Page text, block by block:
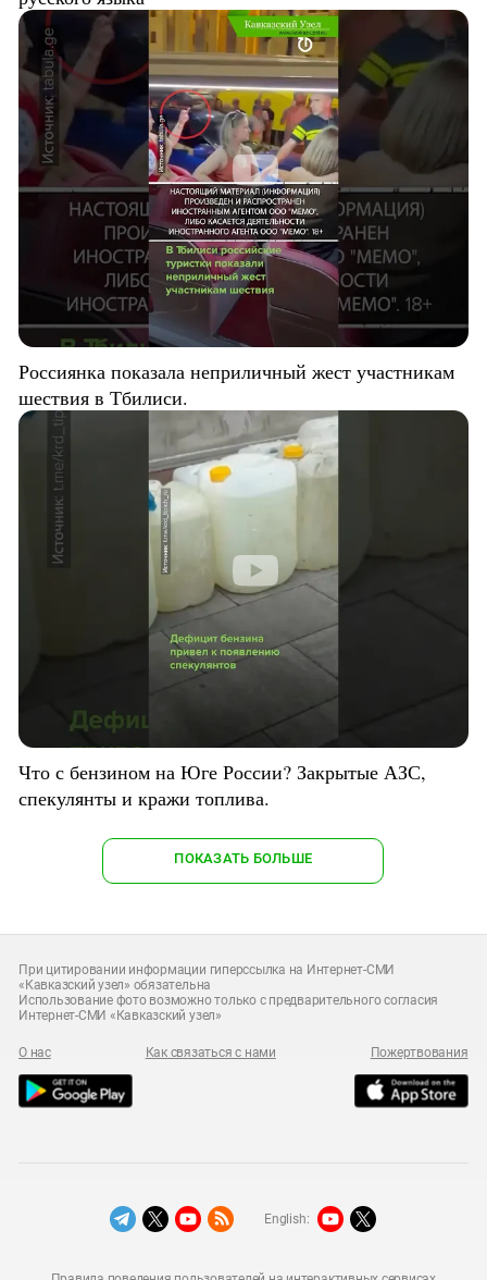
Россиянка показала неприличный жест участникам
шествия в Тбилиси.
Что с бензином на Юге России? Закрытые АЗС,
спекулянты и кражи топлива.
ПОКАЗАТЬ БОЛЬШЕ
При цитировании информации гиперссылка на Интернет-СМИ
«Кавказский узел» обязательна
Использование фото возможно только с предварительного согласия
Интернет-СМИ «Кавказский узел»
О нас Как связаться с нами Пожертвования
English: